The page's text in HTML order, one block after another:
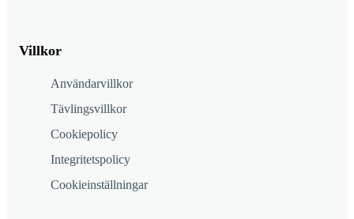
Villkor
Användarvillkor
Tävlingsvillkor
Cookiepolicy
Integritetspolicy
Cookieinställningar